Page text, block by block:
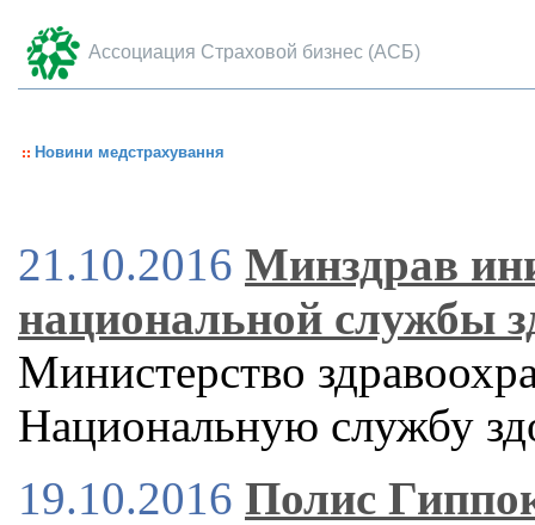
Ассоциация Страховой бизнес (АСБ)
Новини медстрахування
21.10.2016 Минздрав
национальной службы
Министерство
Национальную службу
19.10.2016 Полис